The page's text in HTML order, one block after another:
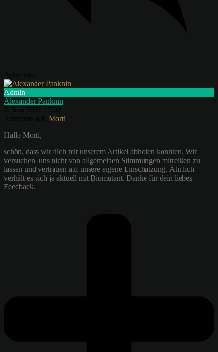
Admin
Alexander Panknin
Morti
Hallo Morti,
schön, dass wir dich mit unserem Artikel abholen konnten. Wir
versuchen, uns nicht von allgemeinen Stimmungen mitreißen zu
lassen und vertrauen auf unsere eigene Einschätzung. Ähnlich
verhält es sich ja aktuell mit Biomutant. Danke für dein liebes
Feedback.